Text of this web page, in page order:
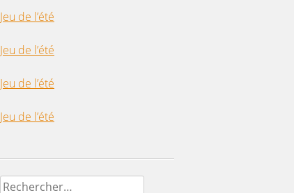
Jeu de l’été
Jeu de l’été
Jeu de l’été
Jeu de l’été
Rechercher :